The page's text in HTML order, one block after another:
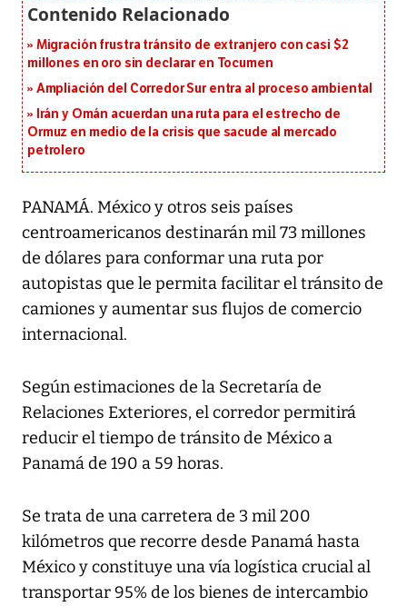
Migración frustra tránsito de extranjero con casi $2
millones en oro sin declarar en Tocumen
Ampliación del Corredor Sur entra al proceso ambiental
Irán y Omán acuerdan una ruta para el estrecho de
Ormuz en medio de la crisis que sacude al mercado
petrolero
PANAMÁ. México y otros seis países
centroamericanos destinarán mil 73 millones
de dólares para conformar una ruta por
autopistas que le permita facilitar el tránsito de
camiones y aumentar sus flujos de comercio
internacional.
Según estimaciones de la Secretaría de
Relaciones Exteriores, el corredor permitirá
reducir el tiempo de tránsito de México a
Panamá de 190 a 59 horas.
Se trata de una carretera de 3 mil 200
kilómetros que recorre desde Panamá hasta
México y constituye una vía logística crucial al
transportar 95% de los bienes de intercambio